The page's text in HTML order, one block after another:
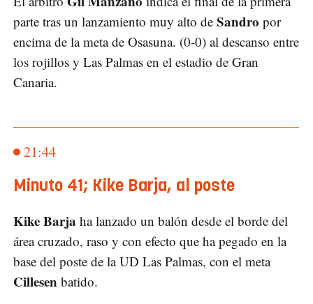
parte tras un lanzamiento muy alto de Sandro por
encima de la meta de Osasuna. (0-0) al descanso entre
los rojillos y Las Palmas en el estadio de Gran
Canaria.
21:44
Minuto 41; Kike Barja, al poste
Kike Barja ha lanzado un balón desde el borde del
área cruzado, raso y con efecto que ha pegado en la
base del poste de la UD Las Palmas, con el meta
Cillesen batido.